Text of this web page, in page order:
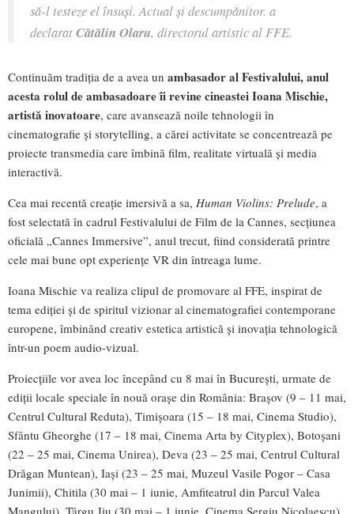
să-l testeze el însuși. Actual și descumpănitor. a
declaratCătălin Olaru, directorul artistic al FFE.
Continuăm tradiția de a avea un ambasador al Festivalului, anul
acesta rolul de ambasadoare îi revine cineastei Ioana Mischie,
artistă inovatoare, care avansează noile tehnologii în
cinematografie și storytelling, a cărei activitate se concentrează pe
proiecte transmedia care îmbină film, realitate virtuală și media
interactivă.
Cea mai recentă creație imersivă a sa, Human Violins: Prelude, a
fost selectată în cadrul Festivalului de Film de la Cannes, secțiunea
oficială „Cannes Immersive”, anul trecut, fiind considerată printre
cele mai bune opt experiențe VR din întreaga lume.
Ioana Mischie va realiza clipul de promovare al FFE, inspirat de
tema ediției și de spiritul vizionar al cinematografiei contemporane
europene, îmbinând creativ estetica artistică şi inovația tehnologică
într-un poem audio-vizual.
Proiecțiile vor avea loc începând cu 8 mai în București, urmate de
ediții locale speciale în nouă orașe din România: Brașov (9 – 11 mai,
Centrul Cultural Reduta), Timișoara (15 – 18 mai, Cinema Studio),
Sfântu Gheorghe (17 – 18 mai, Cinema Arta by Cityplex), Botoșani
(22 – 25 mai, Cinema Unirea), Deva (23 – 25 mai, Centrul Cultural
Drăgan Muntean), Iași (23 – 25 mai, Muzeul Vasile Pogor – Casa
Junimii), Chitila (30 mai – 1 iunie, Amfiteatrul din Parcul Valea